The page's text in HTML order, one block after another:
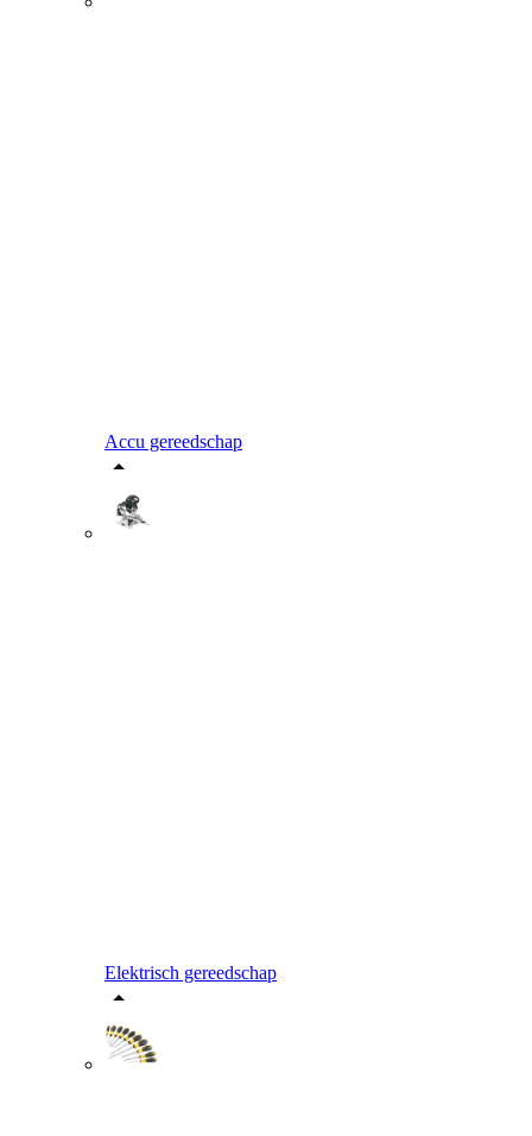
Accu gereedschap
Elektrisch gereedschap